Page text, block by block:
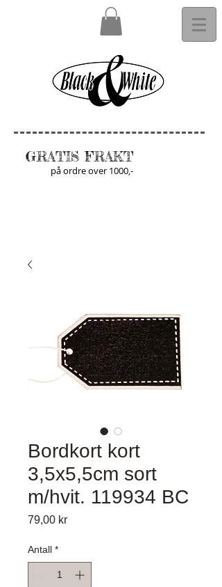
GRATIS FRAKT
på ordre over 1000,-
Bordkort kort
3,5x5,5cm sort
m/hvit. 119934 BC
79,00 krPris
Antall *